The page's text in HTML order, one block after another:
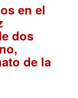
en el
dos
de la